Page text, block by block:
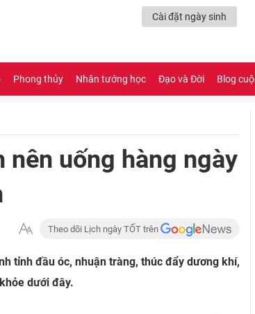
Cài đặt ngày sinh
Phong thủy Nhân tướng học Đạo và Đời Blog
uống hàng ngày
Theo dõi Lịch ngày TỐT trên
tỉnh đầu óc, nhuận tràng, thúc đẩy dương khí,
dưới đây.